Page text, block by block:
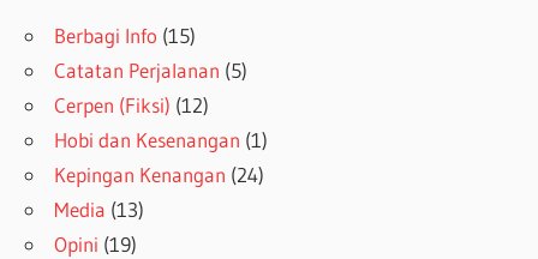
Berbagi Info (15)
Catatan Perjalanan (5)
Cerpen (Fiksi) (12)
Hobi dan Kesenangan (1)
Kepingan Kenangan (24)
Media (13)
Opini (19)